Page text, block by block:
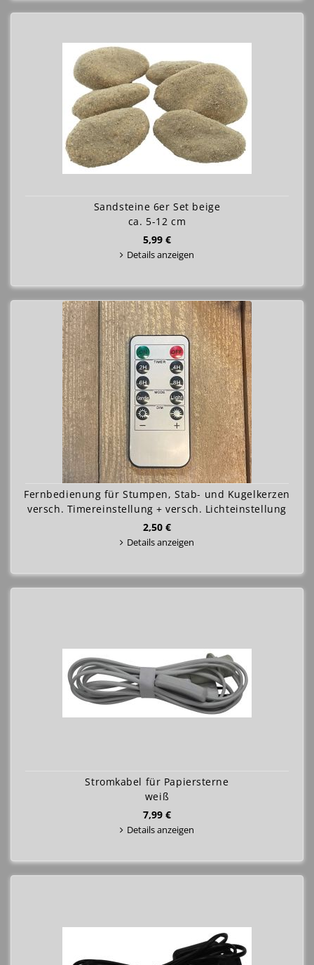
Sandsteine 6er Set beige
ca. 5-12 cm
5,99 €
Details anzeigen
Fernbedienung für Stumpen, Stab- und Kugelkerzen
versch. Timereinstellung + versch. Lichteinstellung
2,50 €
Details anzeigen
Stromkabel für Papiersterne
weiß
7,99 €
Details anzeigen